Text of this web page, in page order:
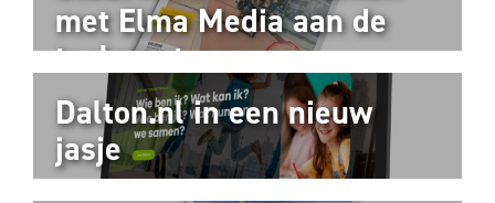
met Elma Media aan de
toekomst
Dalton.nl in een nieuw
jasje